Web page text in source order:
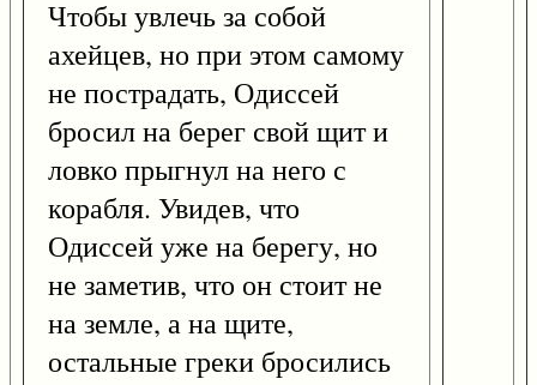
Чтобы увлечь за собой
ахейцев, но при этом самому
не пострадать, Одиссей
бросил на берег свой щит и
ловко прыгнул на него с
корабля. Увидев, что
Одиссей уже на берегу, но
не заметив, что он стоит не
на земле, а на щите,
остальные греки бросились